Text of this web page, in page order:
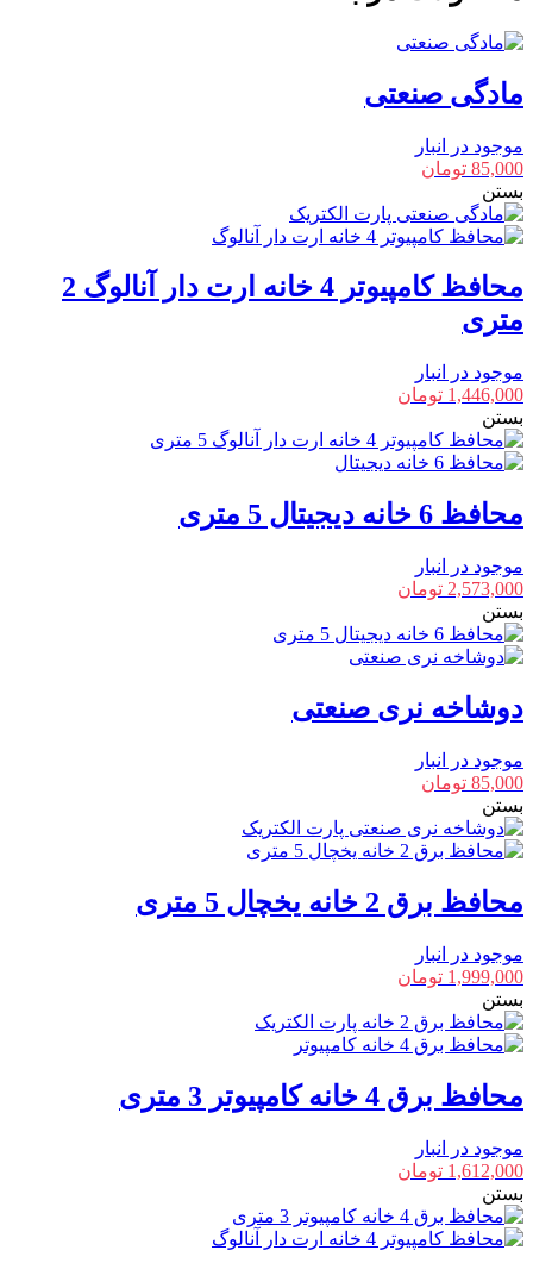
عدد
مادگی صنعتی
موجود در انبار
85,000 تومان
بستن
محافظ کامپیوتر 4 خانه ارت دار آنالوگ 2
متری
موجود در انبار
1,446,000 تومان
بستن
محافظ 6 خانه دیجیتال 5 متری
موجود در انبار
2,573,000 تومان
بستن
دوشاخه نری صنعتی
موجود در انبار
85,000 تومان
بستن
محافظ برق 2 خانه یخچال 5 متری
موجود در انبار
1,999,000 تومان
بستن
محافظ برق 4 خانه کامپیوتر 3 متری
موجود در انبار
1,612,000 تومان
بستن